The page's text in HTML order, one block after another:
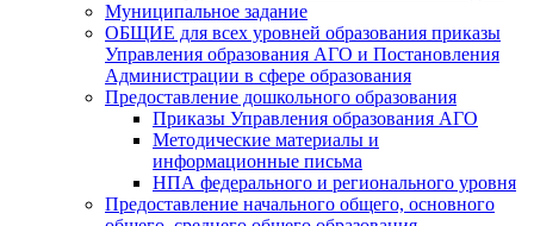
Муниципальное задание
ОБЩИЕ для всех уровней образования приказы
Управления образования АГО и Постановления
Администрации в сфере образования
Предоставление дошкольного образования
Приказы Управления образования АГО
Методические материалы и
информационные письма
НПА федерального и регионального уровня
Предоставление начального общего, основного